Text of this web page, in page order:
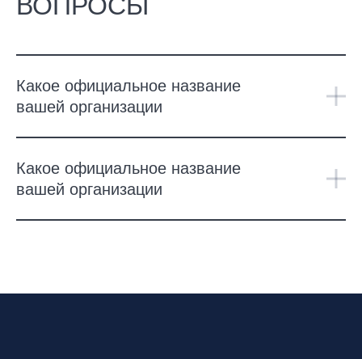
Какое официальное название
вашей организации
Какое официальное название
вашей организации